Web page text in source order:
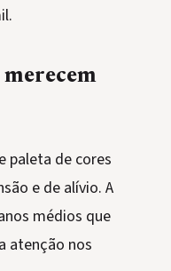
paleta de cores
e de alívio. A
médios que
atenção nos